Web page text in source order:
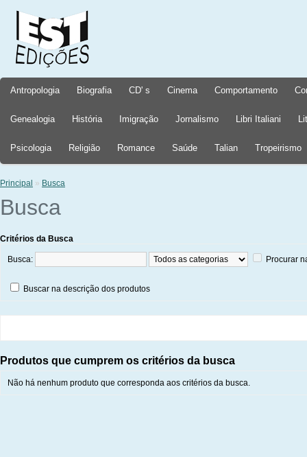
Antropologia Biografia CD' s Cinema Comportamento
Genealogia História Imigração Jornalismo Libri Italiani
Psicologia Religião Romance Saúde Talian Tropeirismo
Principal » Busca
Busca
Critérios da Busca
Busca: Procurar
Buscar na descrição dos produtos
Produtos que cumprem os critérios da busca
Não há nenhum produto que corresponda aos critérios da busca.